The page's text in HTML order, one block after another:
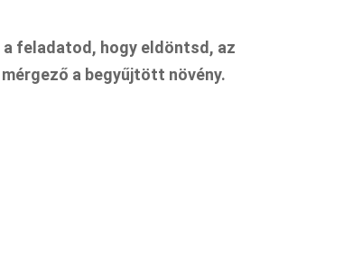
feladatod, hogy eldöntsd, az
a begyűjtött növény.